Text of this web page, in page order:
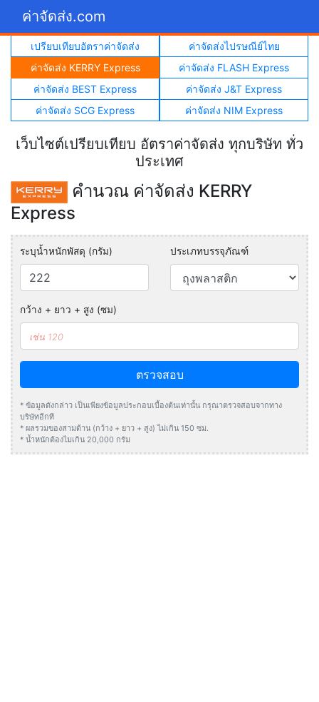
ค่าจัดส่ง.com
เปรียบเทียบอัตราค่าจัดส่ง
ค่าจัดส่งไปรษณีย์ไทย
ค่าจัดส่ง KERRY Express
ค่าจัดส่ง FLASH Express
ค่าจัดส่ง BEST Express
ค่าจัดส่ง J&T Express
ค่าจัดส่ง SCG Express
ค่าจัดส่ง NIM Express
เว็บไซต์เปรียบเทียบ อัตราค่าจัดส่ง ทุกบริษัท ทั่ว
ประเทศ
คำนวณ ค่าจัดส่ง KERRY
Express
ระบุน้ำหนักพัสดุ (กรัม) ประเภทบรรจุภัณฑ์
กว้าง + ยาว + สูง (ซม)
ตรวจสอบ
* ข้อมูลดังกล่าว เป็นเพียงข้อมูลประกอบเบื้องต้นเท่านั้น กรุณาตรวจสอบจากทาง
บริษัทอีกที
* ผลรวมของสามด้าน (กว้าง + ยาว + สูง) ไม่เกิน 150 ซม.
* น้ำหนักต้องไมเกิน 20,000 กรัม